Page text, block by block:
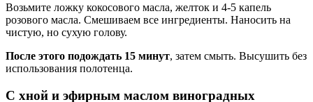
Возьмите ложку кокосового масла, желток и 4-5 капель
розового масла. Смешиваем все ингредиенты. Наносить на
чистую, но сухую голову.
После этого подождать 15 минут, затем смыть. Высушить без
использования полотенца.
С хной и эфирным маслом виноградных